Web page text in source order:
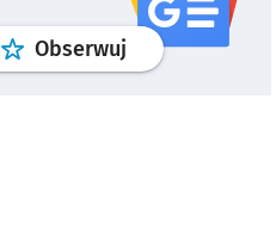
Obserwuj profilgoogle